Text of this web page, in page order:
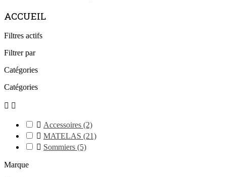
ACCUEIL
Filtres actifs
Filtrer par
Catégories
Catégories
 
 Accessoires (2)
 MATELAS (21)
 Sommiers (5)
Marque